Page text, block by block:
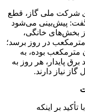
شرکت ملی گاز، قطع
پیش‌بینی می‌شود
بخش‌های خانگی،
به بیش از ۶۸۰ میلیون مترمکعب در روز برسد؛
نیروگاه‌ها که ۱۲۰ میلیون مترمکعب بوده، به
پایدار، هر روز­ به
بر اینکه